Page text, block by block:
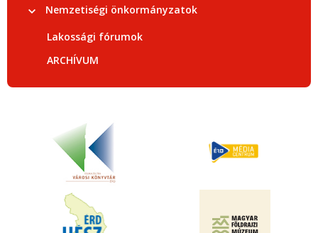
Nemzetiségi önkormányzatok
Lakossági fórumok
ARCHÍVUM